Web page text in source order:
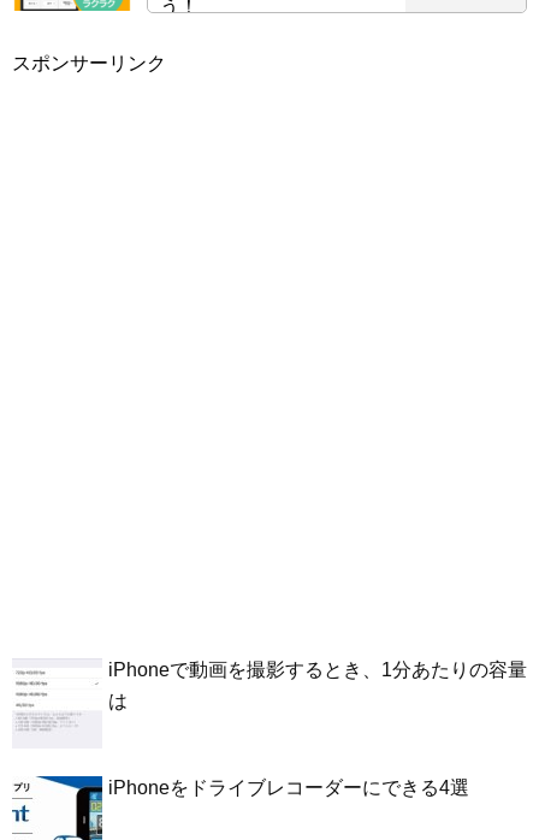
う！
スポンサーリンク
iPhoneで動画を撮影するとき、1分あたりの容量
は
iPhoneをドライブレコーダーにできる4選